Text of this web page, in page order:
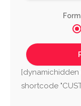
shortcode